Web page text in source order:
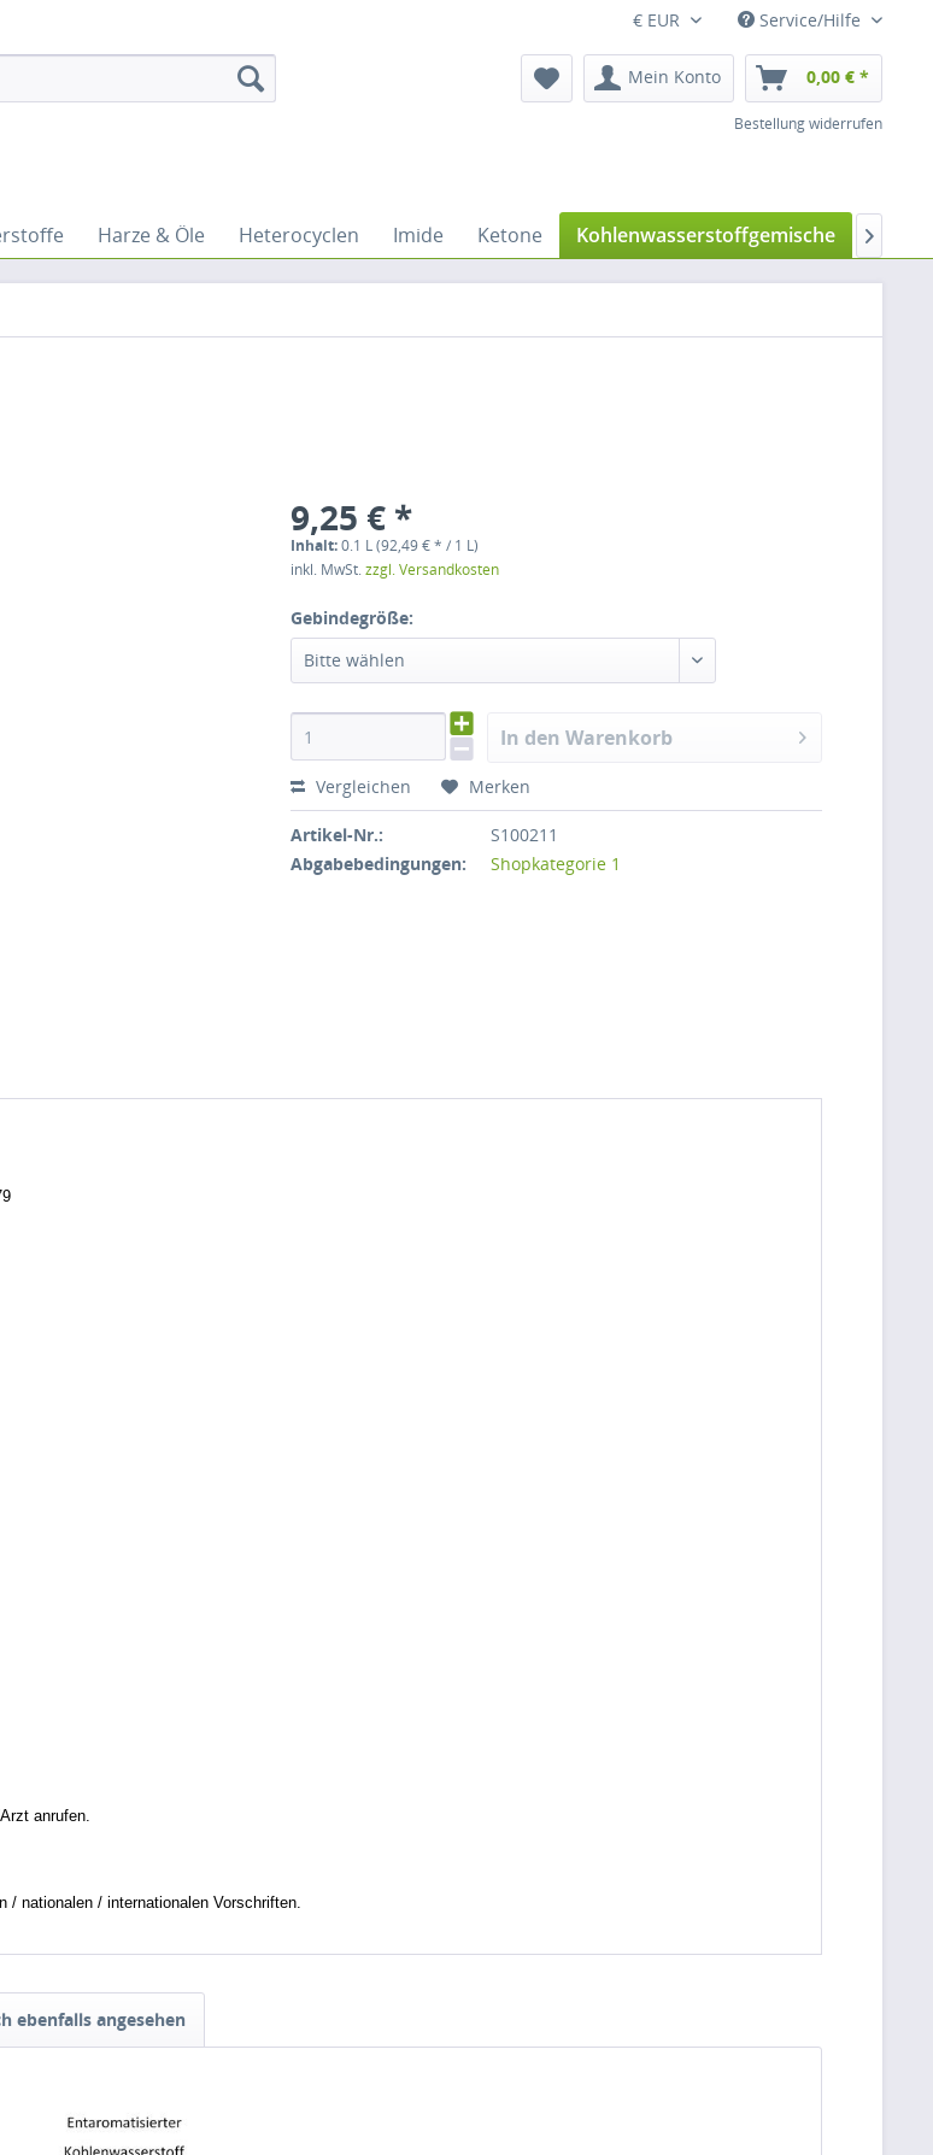
€ EUR Service/Hilfe
Mein Konto 0,00 € *
Bestellung widerrufen
Harze & Öle Heterocyclen Imide Ketone Kohlenwasserstoffgemische 
9,25 € *
Inhalt:0.1 L (92,49 € * / 1 L)
inkl. MwSt.zzgl. Versandkosten
Gebindegröße:
Bitte wählen
In den Warenkorb
Vergleichen Merken
Artikel-Nr.:
S100211
Abgabebedingungen:
Shopkategorie 1
anrufen.
/ nationalen / internationalen Vorschriften.
ebenfalls angesehen